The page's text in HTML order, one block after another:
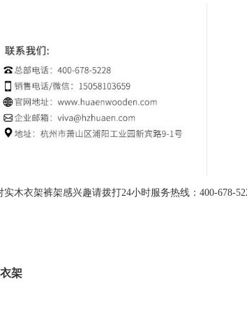
木衣架裤架感兴趣请拨打24小时服务热线：400-678-
架